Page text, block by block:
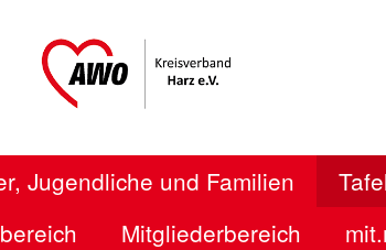
Jugendliche und Familien
Mitgliederbereich